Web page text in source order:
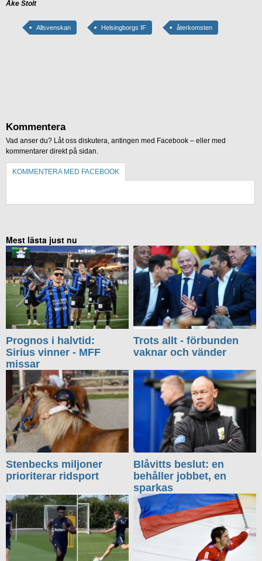
Åke Stolt
Allsvenskan Helsingborgs IF återkomsten
Kommentera
Vad anser du? Låt oss diskutera, antingen med Facebook – eller med
kommentarer direkt på sidan.
KOMMENTERA MED FACEBOOK
Mest lästa just nu
Prognos i halvtid:
Sirius vinner - MFF
missar
Trots allt - förbunden
vaknar och vänder
Stenbecks miljoner
prioriterar ridsport
Blåvitts beslut: en
behåller jobbet, en
sparkas